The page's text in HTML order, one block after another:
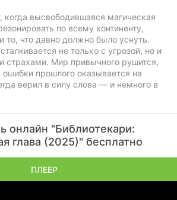
когда высвободившаяся магическая
по всему континенту,
то, что давно должно было уснуть.
не только с угрозой, но и
страхами. Мир привычного рушится,
прошлого оказывается на
верил в силу слова — и немного в
онлайн "Библиотекари:
глава (2025)" бесплатно
ПЛЕЕР